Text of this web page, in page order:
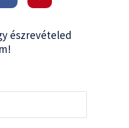
e
o
k
-
t
e
s
észrevételed